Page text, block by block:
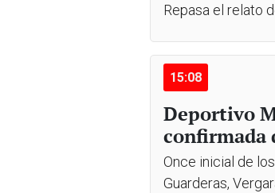
Repasa el relato
15:08
Deportivo
confirmada
Once inicial de
Guarderas,